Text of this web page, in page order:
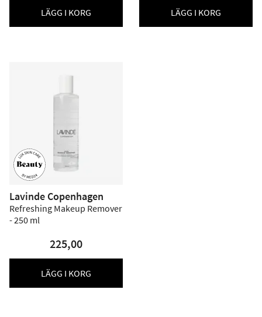
LÄGG I KORG LÄGG I KORG
Lavinde Copenhagen
Refreshing Makeup Remover
- 250 ml
225,00
LÄGG I KORG